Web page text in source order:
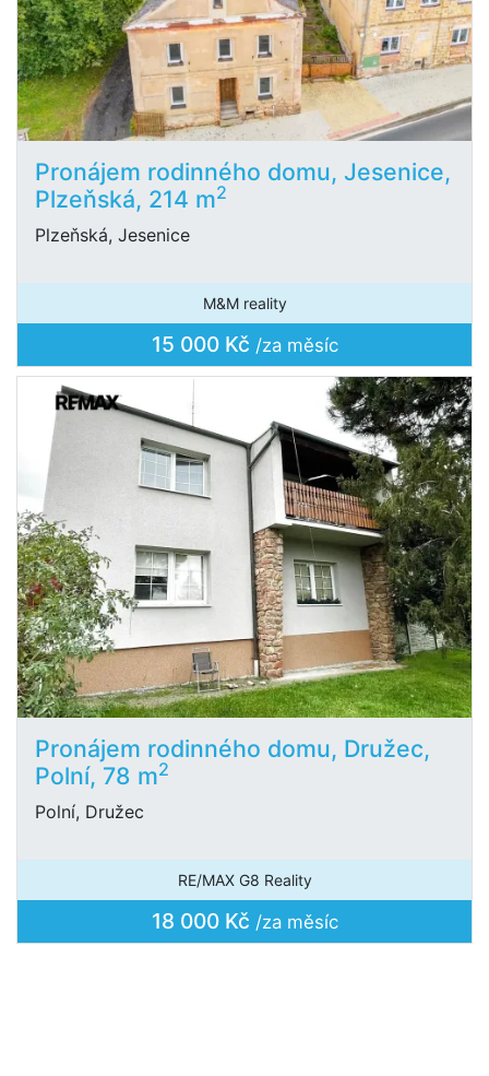
Pronájem rodinného domu, Jesenice,
Plzeňská, 214 m2
Plzeňská, Jesenice
M&M reality
15 000 Kč /za měsíc
Pronájem rodinného domu, Družec,
Polní, 78 m2
Polní, Družec
RE/MAX G8 Reality
18 000 Kč /za měsíc